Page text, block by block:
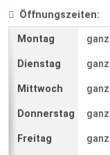
Öffnungszeiten: